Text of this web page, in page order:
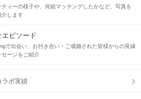
ティーの様子や、何組マッチングしたかなど、写真を
します
エピソード
で出会い、お付き合い・ご成婚された皆様からの良縁
セージをご紹介
ラボ実績